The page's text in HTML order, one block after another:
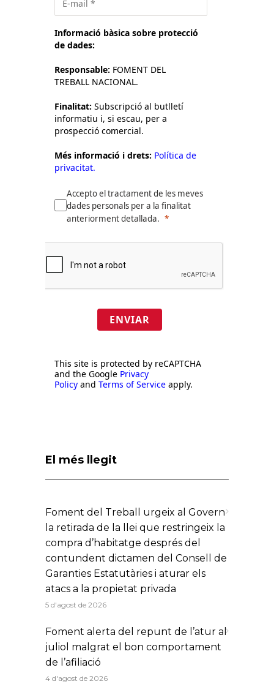
Informació bàsica sobre protecció
de dades:
Responsable: FOMENT DEL
TREBALL NACIONAL.
Finalitat: Subscripció al butlletí
informatiu i, si escau, per a
prospecció comercial.
Més informació i drets: Política de
privacitat.
Accepto el tractament de les meves
dades personals per a la finalitat
anteriorment detallada.
ENVIAR
This site is protected by reCAPTCHA
and the Google Privacy
Policy and Terms of Service apply.
El més llegit
Foment del Treball urgeix al Govern
la retirada de la llei que restringeix la
compra d’habitatge després del
contundent dictamen del Consell de
Garanties Estatutàries i aturar els
atacs a la propietat privada
5 d'agost de 2026
Foment alerta del repunt de l’atur al
juliol malgrat el bon comportament
de l’afiliació
4 d'agost de 2026